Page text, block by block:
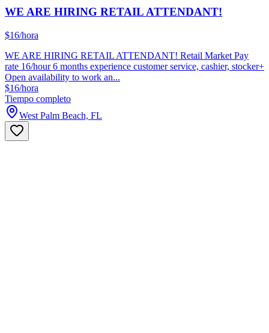
WE ARE HIRING RETAIL ATTENDANT!
$16/hora
WE ARE HIRING RETAIL ATTENDANT! Retail Market Pay
rate 16/hour 6 months experience customer service, cashier, stocker+
Open availability to work an...
$16/hora
Tiempo completo
West Palm Beach, FL